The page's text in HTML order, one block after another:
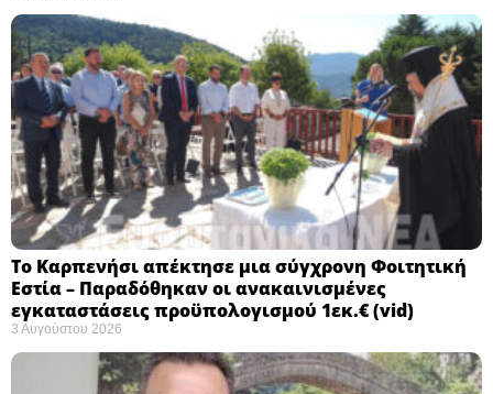
Το Καρπενήσι απέκτησε μια σύγχρονη Φοιτητική
Εστία – Παραδόθηκαν οι ανακαινισμένες
εγκαταστάσεις προϋπολογισμού 1εκ.€ (vid)
3 Αυγούστου 2026